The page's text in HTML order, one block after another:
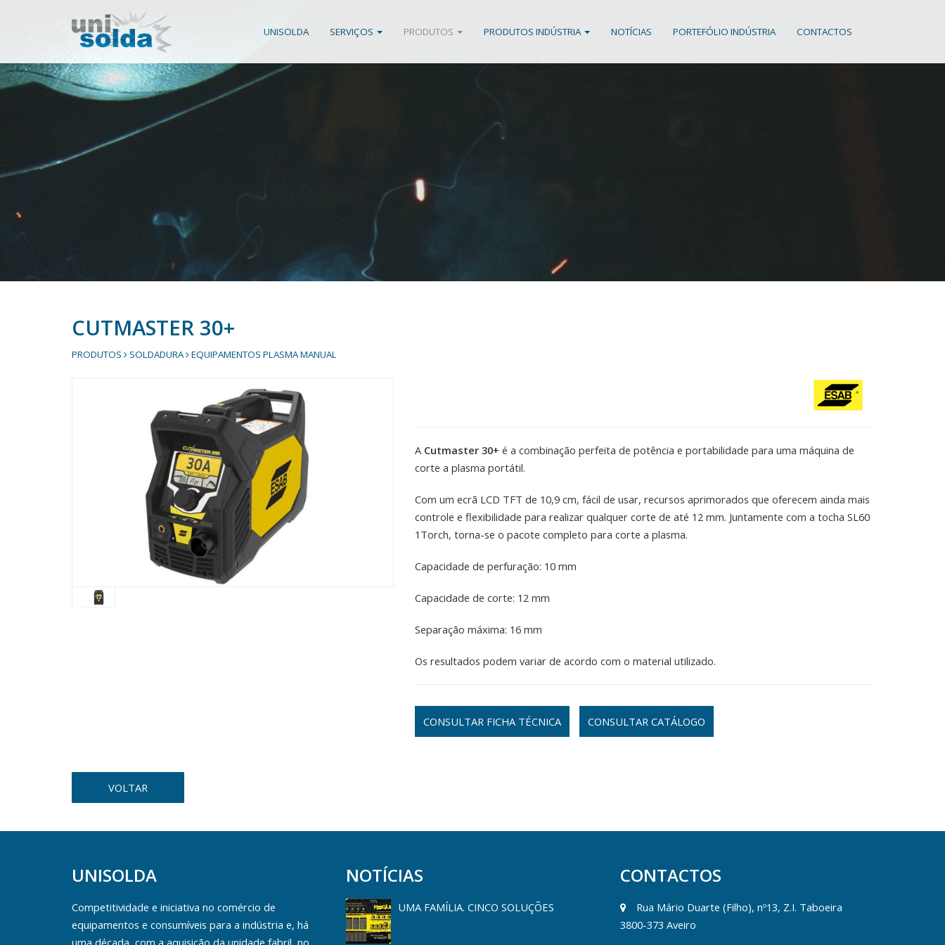
UNISOLDA SERVIÇOS PRODUTOS PRODUTOS INDÚSTRIA NOTÍCIAS PORTEFÓLIO INDÚSTRIA CONTACTOS
CUTMASTER 30+
PRODUTOS SOLDADURA EQUIPAMENTOS PLASMA MANUAL
A Cutmaster 30+ é a combinação perfeita de potência e portabilidade para uma máquina de
corte a plasma portátil.
Com um ecrã LCD TFT de 10,9 cm, fácil de usar, recursos aprimorados que oferecem ainda mais
controle e flexibilidade para realizar qualquer corte de até 12 mm. Juntamente com a tocha SL60
1Torch, torna-se o pacote completo para corte a plasma.
Capacidade de perfuração: 10 mm
Capacidade de corte: 12 mm
Separação máxima: 16 mm
Os resultados podem variar de acordo com o material utilizado.
CONSULTAR FICHA TÉCNICA CONSULTAR CATÁLOGO
VOLTAR
UNISOLDA
Competitividade e iniciativa no comércio de
equipamentos e consumíveis para a indústria e, há
uma década, com a aquisição da unidade fabril, no
NOTÍCIAS
UMA FAMÍLIA. CINCO SOLUÇÕES
CONTACTOS
Rua Mário Duarte (Filho), nº13, Z.I. Taboeira
3800-373 Aveiro